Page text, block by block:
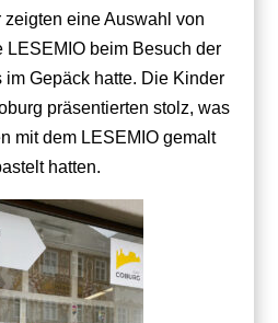
zeigten eine Auswahl von
LESEMIO beim Besuch der
Gepäck hatte. Die Kinder
präsentierten stolz, was
mit dem LESEMIO gemalt
hatten.